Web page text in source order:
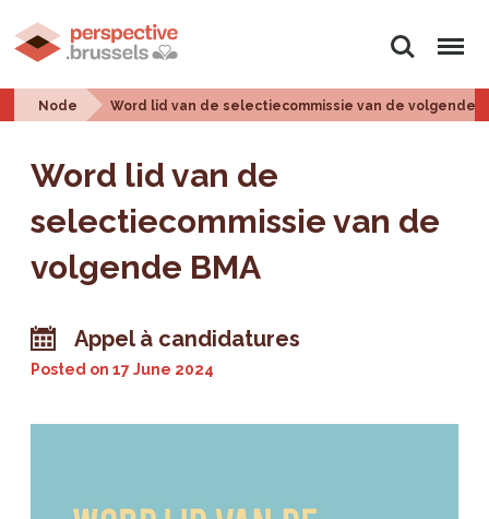
Search Menu
Node Word lid van de selectiecommissie van de volgende
Word lid van de
selectiecommissie van de
volgende BMA
Appel à candidatures
Posted on17 June 2024